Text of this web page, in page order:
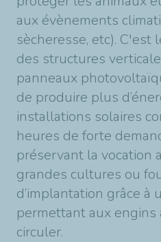
aux évènements
sècheresse, etc). C'est
des structures
panneaux
de produire plus
installations solaires
heures de forte
préservant la vocation
grandes cultures ou
d’implantation grâce à
permettant aux
circuler.